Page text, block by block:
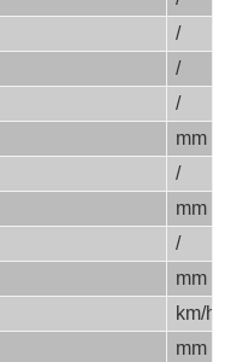
/
/
/
mm
/
mm
/
mm
km/h
mm